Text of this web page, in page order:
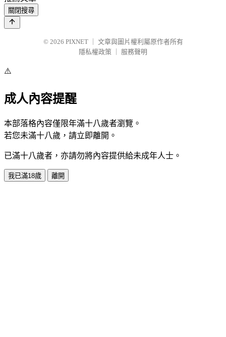
關閉搜尋
© 2026 PIXNET
文章與圖片權利屬原作者所有
隱私權政策
服務聲明
⚠️
成人內容提醒
本部落格內容僅限年滿十八歲者瀏覽。
若您未滿十八歲，請立即離開。
已滿十八歲者，亦請勿將內容提供給未成年人士。
我已滿18歲 離開